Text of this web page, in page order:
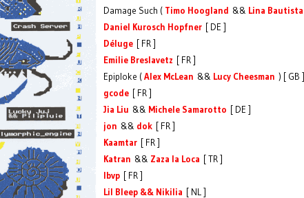
Damage Such ( Timo Hoogland && Lina Bautista
Daniel Kurosch Hopfner [ DE ]
Déluge [ FR ]
Emilie Breslavetz [ FR ]
Epiploke (Alex McLean && Lucy Cheesman ) [ GB ]
gcode [ FR ]
Jia Liu && Michele Samarotto [ DE ]
jon && dok [ FR ]
Kaamtar [ FR ]
Katran && Zaza la Loca [ TR ]
lbvp [ FR ]
Lil Bleep && Nikilia [ NL ]